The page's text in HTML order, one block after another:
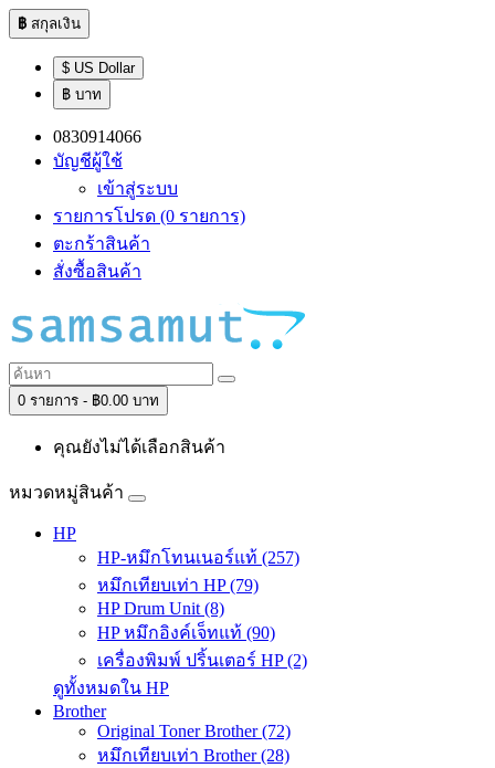
฿ สกุลเงิน
$ US Dollar
฿ บาท
0830914066
บัญชีผู้ใช้
เข้าสู่ระบบ
รายการโปรด (0 รายการ)
ตะกร้าสินค้า
สั่งซื้อสินค้า
0 รายการ - ฿0.00 บาท
คุณยังไม่ได้เลือกสินค้า
หมวดหมู่สินค้า
HP
HP-หมึกโทนเนอร์แท้ (257)
หมึกเทียบเท่า HP (79)
HP Drum Unit (8)
HP หมึกอิงค์เจ็ทแท้ (90)
เครื่องพิมพ์ ปริ้นเตอร์ HP (2)
ดูทั้งหมดใน HP
Brother
Original Toner Brother (72)
หมึกเทียบเท่า Brother (28)